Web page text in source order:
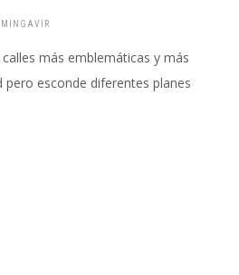
más emblemáticas y más
pero esconde diferentes planes